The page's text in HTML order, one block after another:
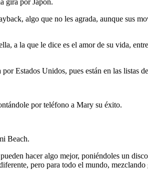
algo que no les agrada, aunque sus
a la que le dice es el amor de su vida,
Estados Unidos, pues están en las listas
por teléfono a Mary su éxito.
Beach.
hacer algo mejor, poniéndoles un
pero para todo el mundo, mezclando